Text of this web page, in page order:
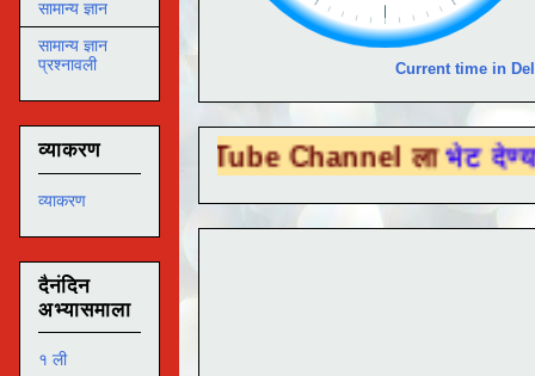
Current time in
You Tube Channel लाभेट देण्यासाठी येथे
सामान्य ज्ञान
सामान्य ज्ञान
प्रश्नावली
व्याकरण
व्याकरण
दैनंदिन
अभ्यासमाला
१ ली